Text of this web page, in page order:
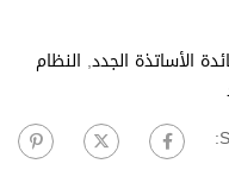
الأساتذة الجدد, النظام